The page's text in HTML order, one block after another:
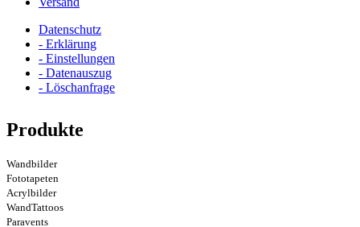
Datenschutz
- Erklärung
- Einstellungen
- Datenauszug
- Löschanfrage
Produkte
Wandbilder
Fototapeten
Acrylbilder
WandTattoos
Paravents